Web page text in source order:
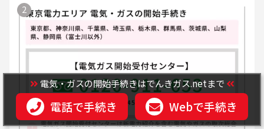
電気・ガスの開始手続きはでんきガス.netまで
電話で手続き Webで手続き